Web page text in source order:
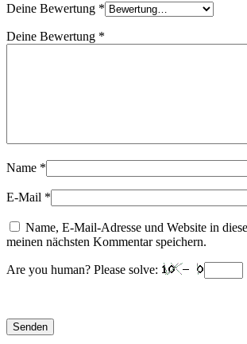
Deine Bewertung *
Deine Bewertung *
Name *
E-Mail *
Name, E-Mail-Adresse und Website in
meinen nächsten Kommentar speichern.
Are you human? Please solve: